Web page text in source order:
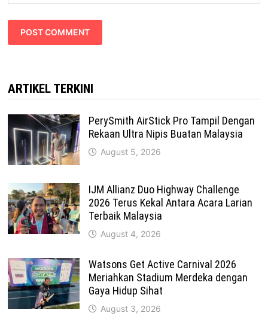
ARTIKEL TERKINI
PerySmith AirStick Pro Tampil Dengan
Rekaan Ultra Nipis Buatan Malaysia
August 5, 2026
IJM Allianz Duo Highway Challenge
2026 Terus Kekal Antara Acara Larian
Terbaik Malaysia
August 4, 2026
Watsons Get Active Carnival 2026
Meriahkan Stadium Merdeka dengan
Gaya Hidup Sihat
August 3, 2026